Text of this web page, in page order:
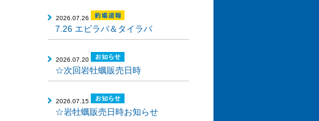
2026.07.26
7.26 エビラバ＆タイラバ
2026.07.20
☆次回岩牡蠣販売日時
2026.07.15
☆岩牡蠣販売日時お知らせ